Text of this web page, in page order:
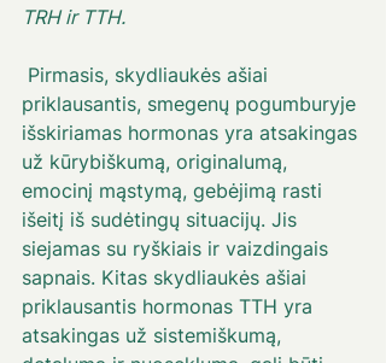
TRH ir TTH.
Pirmasis, skydliaukės ašiai
priklausantis, smegenų pogumburyje
išskiriamas hormonas yra atsakingas
už kūrybiškumą, originalumą,
emocinį mąstymą, gebėjimą rasti
išeitį iš sudėtingų situacijų. Jis
siejamas su ryškiais ir vaizdingais
sapnais. Kitas skydliaukės ašiai
priklausantis hormonas TTH yra
atsakingas už sistemiškumą,